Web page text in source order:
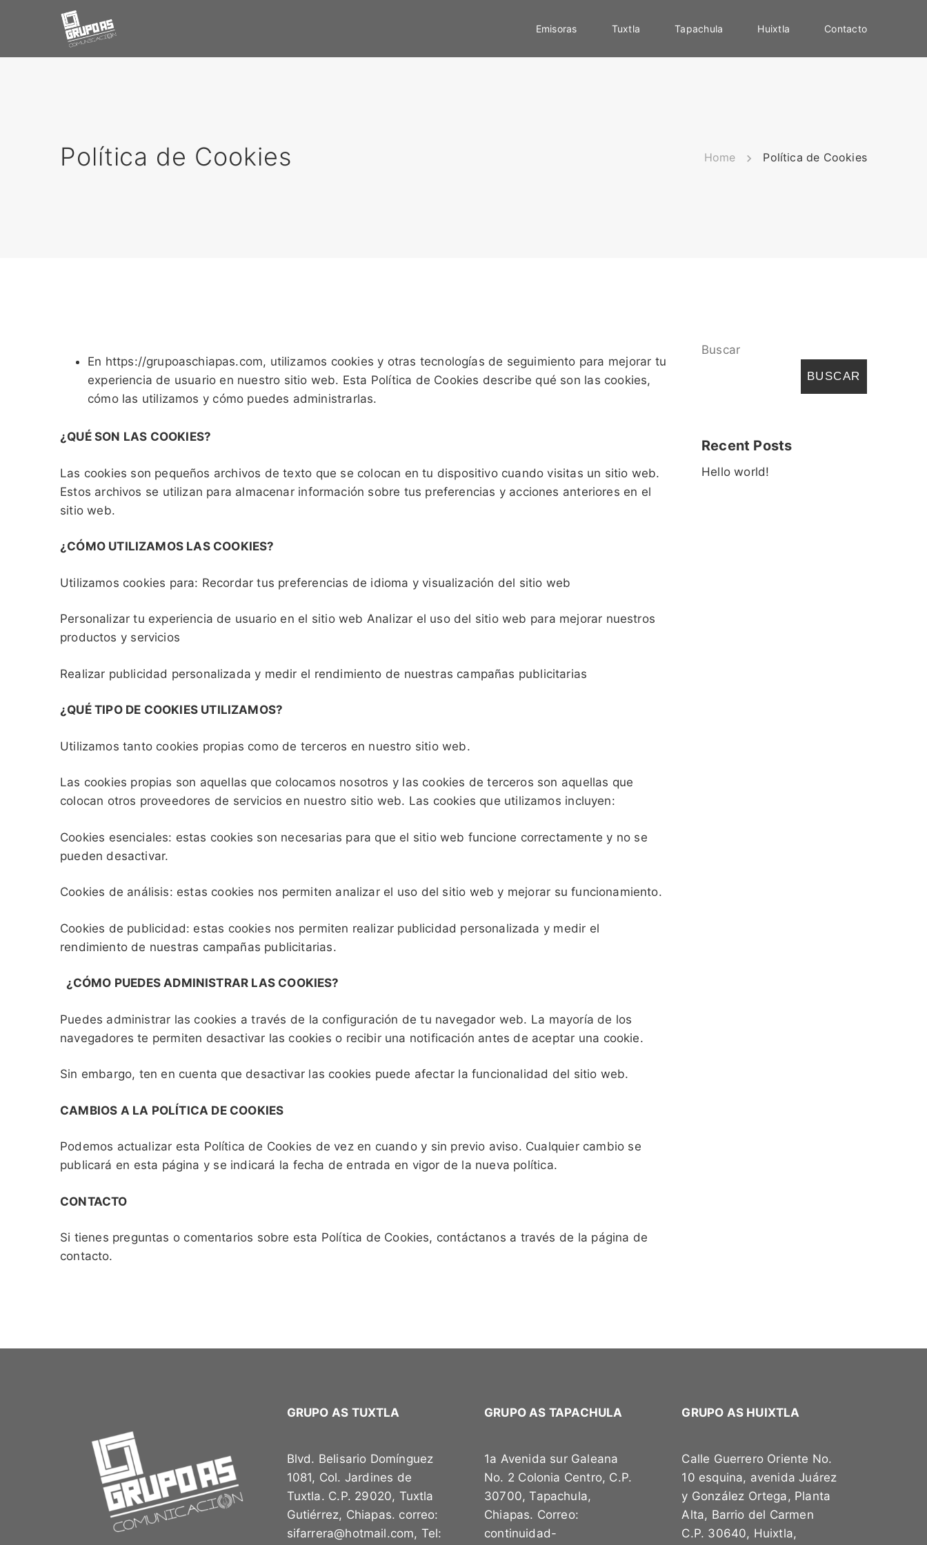
Emisoras Tuxtla Tapachula Huixtla Contacto
Política de Cookies Home Política de Cookies
En https://grupoaschiapas.com, utilizamos cookies y otras tecnologías de seguimiento para mejorar tu
experiencia de usuario en nuestro sitio web. Esta Política de Cookies describe qué son las cookies,
cómo las utilizamos y cómo puedes administrarlas.
¿QUÉ SON LAS COOKIES?
Las cookies son pequeños archivos de texto que se colocan en tu dispositivo cuando visitas un sitio web.
Estos archivos se utilizan para almacenar información sobre tus preferencias y acciones anteriores en el
sitio web.
¿CÓMO UTILIZAMOS LAS COOKIES?
Utilizamos cookies para: Recordar tus preferencias de idioma y visualización del sitio web
Personalizar tu experiencia de usuario en el sitio web Analizar el uso del sitio web para mejorar nuestros
productos y servicios
Realizar publicidad personalizada y medir el rendimiento de nuestras campañas publicitarias
¿QUÉ TIPO DE COOKIES UTILIZAMOS?
Utilizamos tanto cookies propias como de terceros en nuestro sitio web.
Las cookies propias son aquellas que colocamos nosotros y las cookies de terceros son aquellas que
colocan otros proveedores de servicios en nuestro sitio web. Las cookies que utilizamos incluyen:
Cookies esenciales: estas cookies son necesarias para que el sitio web funcione correctamente y no se
pueden desactivar.
Cookies de análisis: estas cookies nos permiten analizar el uso del sitio web y mejorar su funcionamiento.
Cookies de publicidad: estas cookies nos permiten realizar publicidad personalizada y medir el
rendimiento de nuestras campañas publicitarias.
¿CÓMO PUEDES ADMINISTRAR LAS COOKIES?
Puedes administrar las cookies a través de la configuración de tu navegador web. La mayoría de los
navegadores te permiten desactivar las cookies o recibir una notificación antes de aceptar una cookie.
Sin embargo, ten en cuenta que desactivar las cookies puede afectar la funcionalidad del sitio web.
CAMBIOS A LA POLÍTICA DE COOKIES
Podemos actualizar esta Política de Cookies de vez en cuando y sin previo aviso. Cualquier cambio se
publicará en esta página y se indicará la fecha de entrada en vigor de la nueva política.
CONTACTO
Si tienes preguntas o comentarios sobre esta Política de Cookies, contáctanos a través de la página de
contacto.
Buscar
BUSCAR
Recent Posts
Hello world!
GRUPO AS TUXTLA
Blvd. Belisario Domínguez
1081, Col. Jardines de
Tuxtla. C.P. 29020, Tuxtla
Gutiérrez, Chiapas. correo:
sifarrera@hotmail.com, Tel:
GRUPO AS TAPACHULA
1a Avenida sur Galeana
No. 2 Colonia Centro, C.P.
30700, Tapachula,
Chiapas. Correo:
continuidad-
GRUPO AS HUIXTLA
Calle Guerrero Oriente No.
10 esquina, avenida Juárez
y González Ortega, Planta
Alta, Barrio del Carmen
C.P. 30640, Huixtla,